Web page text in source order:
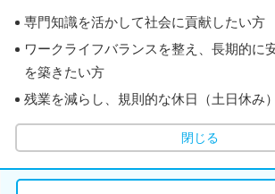
専門知識を活かして社会に貢献したい方
ワークライフバランスを整え、長期的に
を築きたい方
残業を減らし、規則的な休日（土日休み
閉じる